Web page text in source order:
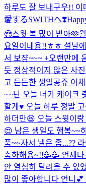
하루도 잘 보내구우!! 이
愛するSWITHへ❣️
😍스윗 복 많이 받아🫶
요일이네용!!ㅎㅎ 설날
서 보쟝~~~ +오랜만에
듯 정상적이지 않은 사진
고 든든한 생일공쥬 이
~~난 오늘 너가 케이크
할게♥️ 오늘 하루 정말
하더만😆 오늘 스윗이
😍 남은 생일도 행복~~
푹~~자서 낼은 좀...??
축하해용~!!🥳🥳 언제
안 열심히 달려올 수 있
많이 좋아합니다 언니